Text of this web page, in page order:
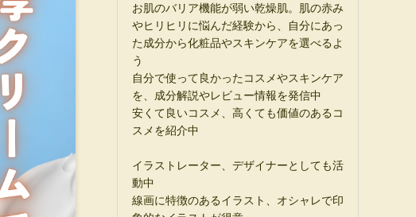
お肌のバリア機能が弱い乾燥肌。肌の赤み
やヒリヒリに悩んだ経験から、自分にあっ
た成分から化粧品やスキンケアを選べるよ
う
自分で使って良かったコスメやスキンケア
を、成分解説やレビュー情報を発信中
安くて良いコスメ、高くても価値のあるコ
スメを紹介中
イラストレーター、デザイナーとしても活
動中
線画に特徴のあるイラスト、オシャレで印